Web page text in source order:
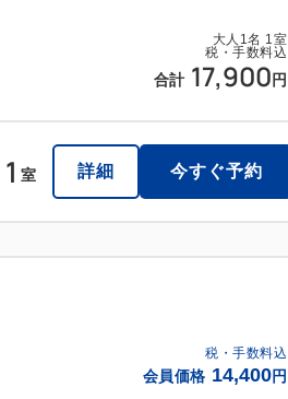
大人 1名 1室
税・手数料込
合計 17,900 円
1 室 詳細 今すぐ予約
税・手数料込
会員価格 14,400円